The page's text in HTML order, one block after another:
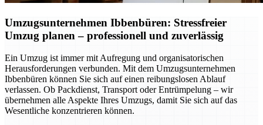
Umzugsunternehmen Ibbenbüren: Stressfreier
Umzug planen – professionell und zuverlässig
Ein Umzug ist immer mit Aufregung und organisatorischen
Herausforderungen verbunden. Mit dem Umzugsunternehmen
Ibbenbüren können Sie sich auf einen reibungslosen Ablauf
verlassen. Ob Packdienst, Transport oder Entrümpelung – wir
übernehmen alle Aspekte Ihres Umzugs, damit Sie sich auf das
Wesentliche konzentrieren können.